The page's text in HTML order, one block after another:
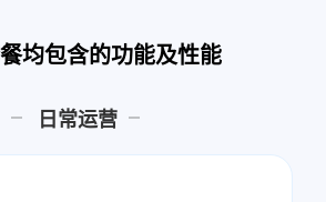
均包含的功能及性能
日常运营